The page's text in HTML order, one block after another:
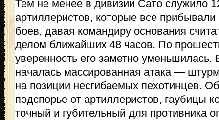
Тем не менее в дивизии Сато служило
артиллеристов, которые все
боев, давая командиру основания
делом ближайших 48 часов. По
уверенность его заметно уменьшилась.
началась массированная атака —
на позиции несгибаемых пехотинцев.
подспорье от артиллеристов, гаубицы
точный и губительный для противника